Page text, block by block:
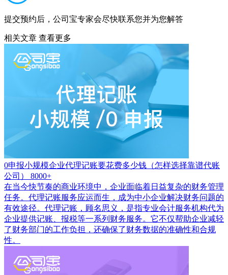
提交预约后，公司宝专家会尽快联系您并为您解答
相关文章 查看更多
0申报小规模企业代理记账要花费多少钱（怎样选择靠谱代账
公司）
8000+
在当今快节奏的商业环境中，企业面临着日益复杂的财务管理
任务。代理记账服务应运而生，成为中小企业解决财务问题的
有效途径。代理记账，顾名思义，是指专业会计服务机构代为
企业提供记账、报税等一系列财务服务。它不仅帮助企业减轻
了财务部门的工作负担，还确保了财务数据的准确性和合规
性。